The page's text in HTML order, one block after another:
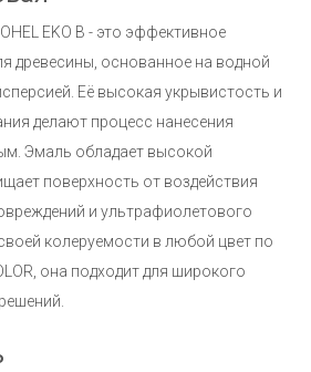
EKO B - это эффективное
древесины, основанное на водной
Её высокая укрывистость и
делают процесс нанесения
Эмаль обладает высокой
поверхность от воздействия
и ультрафиолетового
колеруемости в любой цвет по
она подходит для широкого